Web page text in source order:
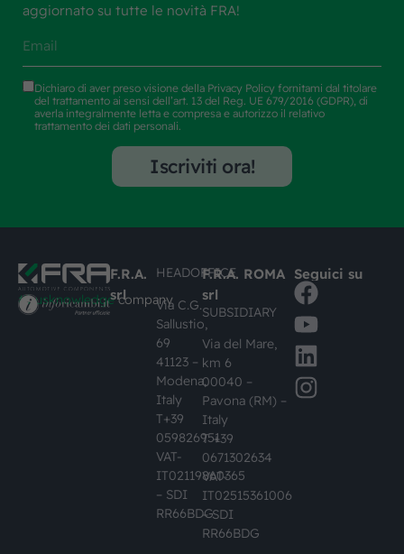
aggiornato su tutte le novità FRA!
Dichiaro di aver preso visione della Privacy Policy fornitami dal titolare
del trattamento ai sensi dell’art. 13 del Reg. UE 679/2016 (GDPR), di
averla integralmente letta e compresa e autorizzo il relativo
trattamento dei dati personali.
Iscriviti ora!
#busknowledgecompany
F.R.A.
srl
HEADOFFICE
Via C.G.
Sallustio,
69
41123 –
Modena,
Italy
T+39
059826951
VAT-
IT02119860365
– SDI
RR66BDG
F.R.A. ROMA
srl
SUBSIDIARY
Via del Mare,
km 6
00040 –
Pavona (RM) –
Italy
T +39
0671302634
VAT-
IT02515361006
– SDI
RR66BDG
Seguici su